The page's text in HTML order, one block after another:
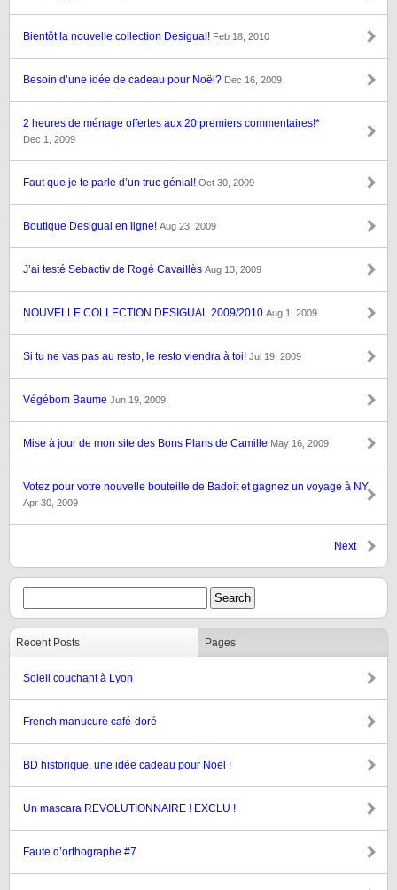
Bientôt la nouvelle collection Desigual! Feb 18, 2010
Besoin d’une idée de cadeau pour Noël? Dec 16, 2009
2 heures de ménage offertes aux 20 premiers commentaires!*
Dec 1, 2009
Faut que je te parle d’un truc génial! Oct 30, 2009
Boutique Desigual en ligne! Aug 23, 2009
J’ai testé Sebactiv de Rogé Cavaillès Aug 13, 2009
NOUVELLE COLLECTION DESIGUAL 2009/2010 Aug 1, 2009
Si tu ne vas pas au resto, le resto viendra à toi! Jul 19, 2009
Végébom Baume Jun 19, 2009
Mise à jour de mon site des Bons Plans de Camille May 16, 2009
Votez pour votre nouvelle bouteille de Badoit et gagnez un voyage à NY
Apr 30, 2009
Next
Recent Posts Pages
Soleil couchant à Lyon
French manucure café-doré
BD historique, une idée cadeau pour Noël !
Un mascara REVOLUTIONNAIRE ! EXCLU !
Faute d’orthographe #7